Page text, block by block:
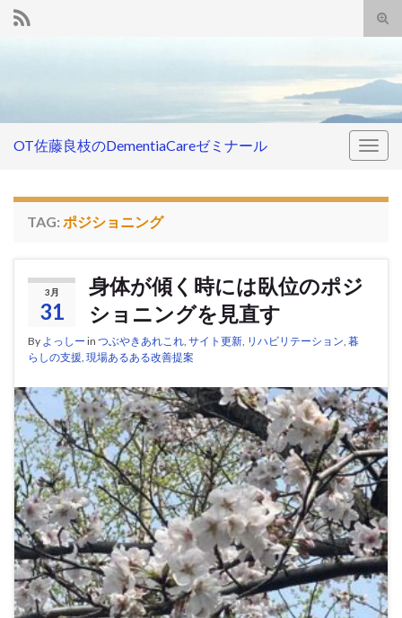
OT佐藤良枝のDementiaCareゼミナール
TAG: ポジショニング
3月
31
身体が傾く時には臥位のポジ
ショニングを見直す
By よっしー in つぶやきあれこれ サイト更新 リハビリテーション 暮
らしの支援 現場あるある改善提案